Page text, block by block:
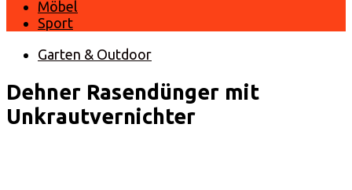
Möbel
Sport
Garten & Outdoor
Dehner Rasendünger mit
Unkrautvernichter